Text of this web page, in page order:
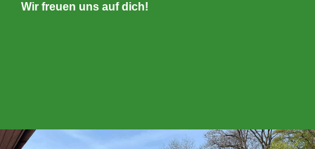
Wir freuen uns auf dich!